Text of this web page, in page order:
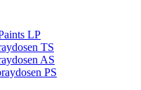
LP
TS
AS
PS